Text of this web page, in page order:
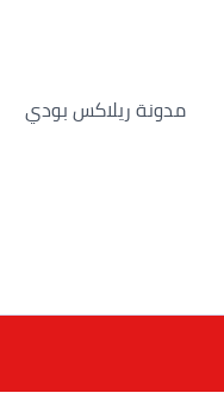
مدونة ريلاكس بودي